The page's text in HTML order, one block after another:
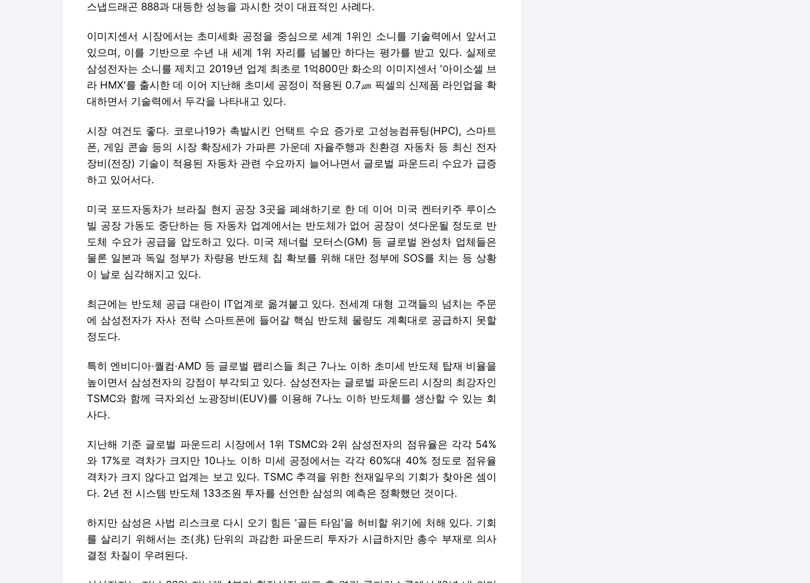
스냅드래곤 888과 대등한 성능을 과시한 것이 대표적인 사례다.
이미지센서 시장에서는 초미세화 공정을 중심으로 세계 1위인 소니를 기술력에서 앞서고
있으며, 이를 기반으로 수년 내 세계 1위 자리를 넘볼만 하다는 평가를 받고 있다. 실제로
삼성전자는 소니를 제치고 2019년 업계 최초로 1억800만 화소의 이미지센서 '아이소셀 브
라 HMX'를 출시한 데 이어 지난해 초미세 공정이 적용된 0.7㎛ 픽셀의 신제품 라인업을 확
대하면서 기술력에서 두각을 나타내고 있다.
시장 여건도 좋다. 코로나19가 촉발시킨 언택트 수요 증가로 고성능컴퓨팅(HPC), 스마트
폰, 게임 콘솔 등의 시장 확장세가 가파른 가운데 자율주행과 친환경 자동차 등 최신 전자
장비(전장) 기술이 적용된 자동차 관련 수요까지 늘어나면서 글로벌 파운드리 수요가 급증
하고 있어서다.
미국 포드자동차가 브라질 현지 공장 3곳을 폐쇄하기로 한 데 이어 미국 켄터키주 루이스
빌 공장 가동도 중단하는 등 자동차 업계에서는 반도체가 없어 공장이 셧다운될 정도로 반
도체 수요가 공급을 압도하고 있다. 미국 제너럴 모터스(GM) 등 글로벌 완성차 업체들은
물론 일본과 독일 정부가 차량용 반도체 칩 확보를 위해 대만 정부에 SOS를 치는 등 상황
이 날로 심각해지고 있다.
최근에는 반도체 공급 대란이 IT업계로 옮겨붙고 있다. 전세계 대형 고객들의 넘치는 주문
에 삼성전자가 자사 전략 스마트폰에 들어갈 핵심 반도체 물량도 계획대로 공급하지 못할
정도다.
특히 엔비디아·퀄컴·AMD 등 글로벌 팹리스들 최근 7나노 이하 초미세 반도체 탑재 비율을
높이면서 삼성전자의 강점이 부각되고 있다. 삼성전자는 글로벌 파운드리 시장의 최강자인
TSMC와 함께 극자외선 노광장비(EUV)를 이용해 7나노 이하 반도체를 생산할 수 있는 회
사다.
지난해 기준 글로벌 파운드리 시장에서 1위 TSMC와 2위 삼성전자의 점유율은 각각 54%
와 17%로 격차가 크지만 10나노 이하 미세 공정에서는 각각 60%대 40% 정도로 점유율
격차가 크지 않다고 업계는 보고 있다. TSMC 추격을 위한 천재일우의 기회가 찾아온 셈이
다. 2년 전 시스템 반도체 133조원 투자를 선언한 삼성의 예측은 정확했던 것이다.
하지만 삼성은 사법 리스크로 다시 오기 힘든 '골든 타임'을 허비할 위기에 처해 있다. 기회
를 살리기 위해서는 조(兆) 단위의 과감한 파운드리 투자가 시급하지만 총수 부재로 의사
결정 차질이 우려된다.